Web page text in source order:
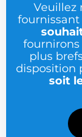
Veuillez
fournissant
fournirons
plus
disposition
soit